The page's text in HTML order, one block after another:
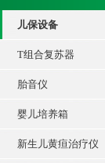
儿保设备
T组合复苏器
胎音仪
婴儿培养箱
新生儿黄疸治疗仪